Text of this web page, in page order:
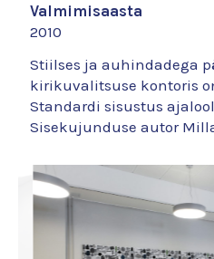
Valmimisaasta
2010
Stiilses ja auhindadega
kirikuvalitsuse kontoris
Standardi sisustus
Sisekujunduse autor